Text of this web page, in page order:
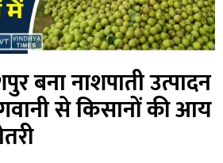
बना नाशपाती उत्पादन
से किसानों की आय